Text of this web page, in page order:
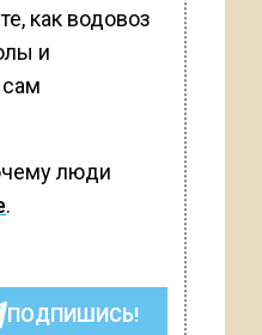
как водовоз
и
сам
люди
.
ПОДПИШИСЬ!